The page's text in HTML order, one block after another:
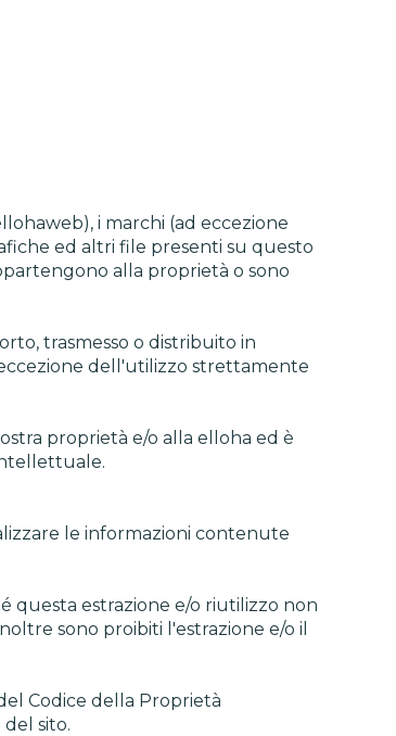
i marchi (ad eccezione
ed altri file presenti su questo
alla proprietà o sono
trasmesso o distribuito in
dell'utilizzo strettamente
proprietà e/o alla elloha ed è
le informazioni contenute
questa estrazione e/o riutilizzo non
sono proibiti l'estrazione e/o il
Codice della Proprietà
sito.